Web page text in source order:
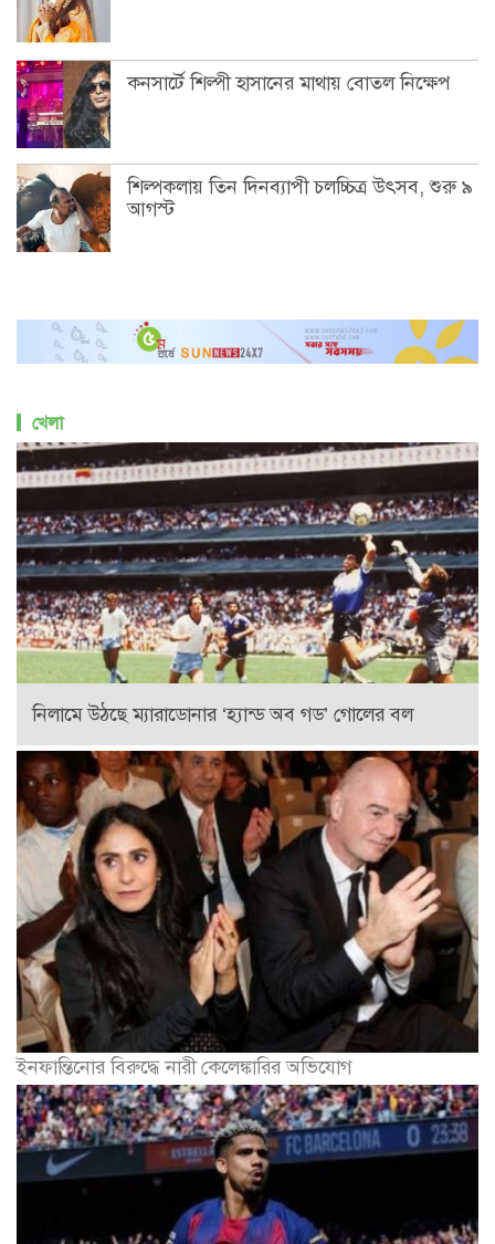
কনসার্টে শিল্পী হাসানের মাথায় বোতল নিক্ষেপ
শিল্পকলায় তিন দিনব্যাপী চলচ্চিত্র উৎসব, শুরু ৯
আগস্ট
খেলা
নিলামে উঠছে ম্যারাডোনার ‘হ্যান্ড অব গড’ গোলের বল
ইনফান্তিনোর বিরুদ্ধে নারী কেলেঙ্কারির অভিযোগ